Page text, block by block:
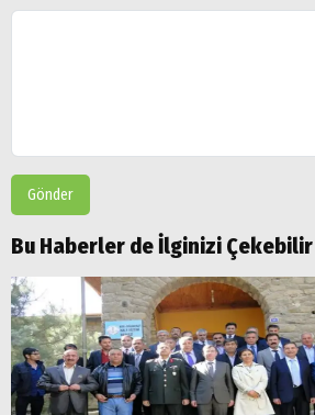
Gönder
Bu Haberler de İlginizi Çekebilir